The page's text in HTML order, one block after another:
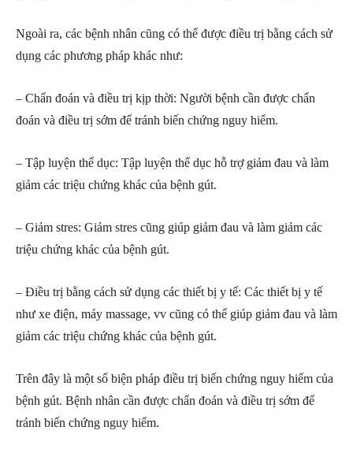
Ngoài ra, các bệnh nhân cũng có thể được điều trị bằng cách sử
dụng các phương pháp khác như:
– Chẩn đoán và điều trị kịp thời: Người bệnh cần được chẩn
đoán và điều trị sớm để tránh biến chứng nguy hiểm.
– Tập luyện thể dục: Tập luyện thể dục hỗ trợ giảm đau và làm
giảm các triệu chứng khác của bệnh gút.
– Giảm stres: Giảm stres cũng giúp giảm đau và làm giảm các
triệu chứng khác của bệnh gút.
– Điều trị bằng cách sử dụng các thiết bị y tế: Các thiết bị y tế
như xe điện, máy massage, vv cũng có thể giúp giảm đau và làm
giảm các triệu chứng khác của bệnh gút.
Trên đây là một số biện pháp điều trị biến chứng nguy hiểm của
bệnh gút. Bệnh nhân cần được chẩn đoán và điều trị sớm để
tránh biến chứng nguy hiểm.